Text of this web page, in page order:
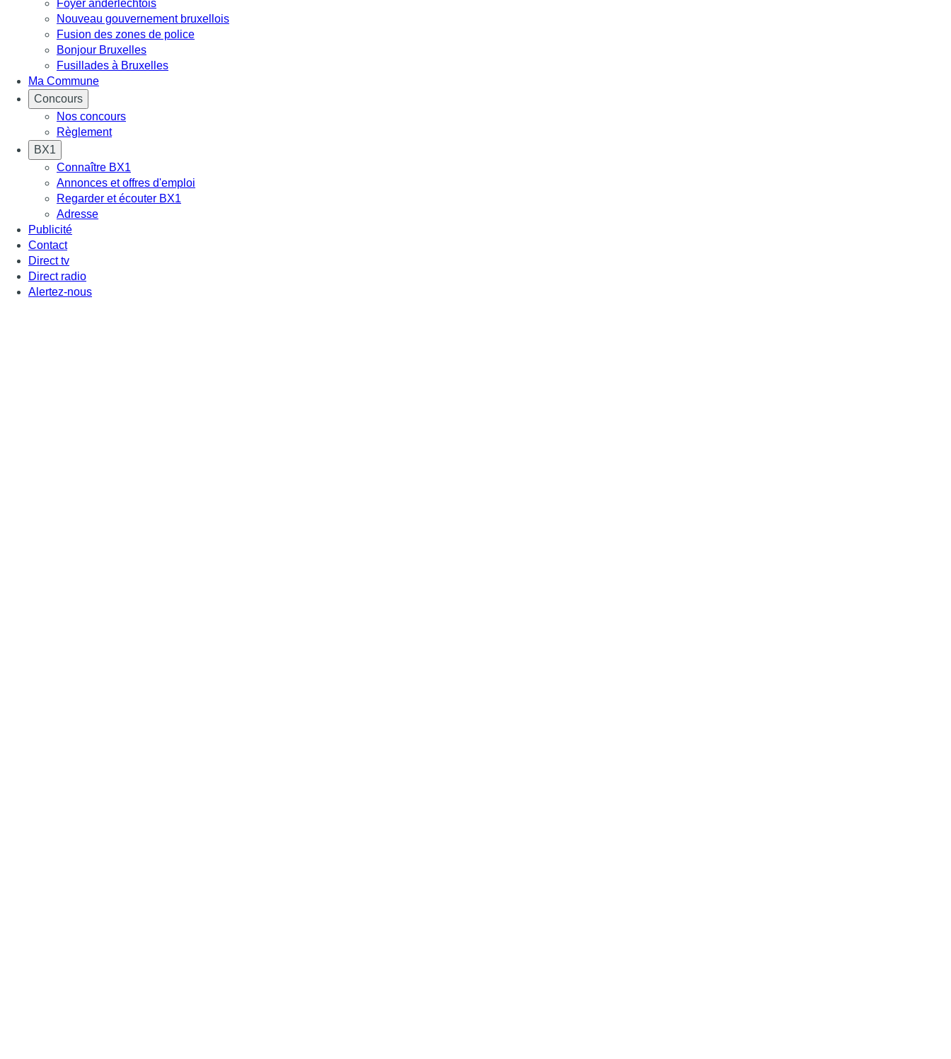
Foyer anderlechtois
Nouveau gouvernement bruxellois
Fusion des zones de police
Bonjour Bruxelles
Fusillades à Bruxelles
Ma Commune
Concours
Nos concours
Règlement
BX1
Connaître BX1
Annonces et offres d'emploi
Regarder et écouter BX1
Adresse
Publicité
Contact
Direct tv
Direct radio
Alertez-nous